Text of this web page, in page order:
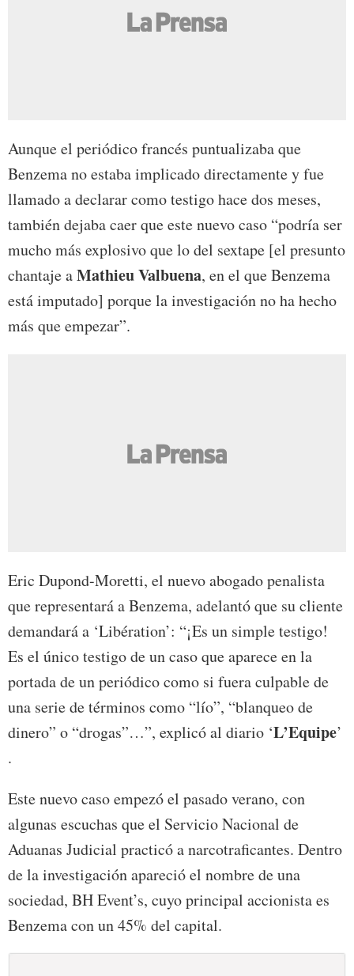
Aunque el periódico francés puntualizaba que
Benzema no estaba implicado directamente y fue
llamado a declarar como testigo hace dos meses,
también dejaba caer que este nuevo caso “podría ser
mucho más explosivo que lo del sextape [el presunto
chantaje aMathieu Valbuena, en el que Benzema
está imputado] porque la investigación no ha hecho
más que empezar”.
Eric Dupond-Moretti, el nuevo abogado penalista
que representará a Benzema, adelantó que su cliente
demandará a ‘Libération’: “¡Es un simple testigo!
Es el único testigo de un caso que aparece en la
portada de un periódico como si fuera culpable de
una serie de términos como “lío”, “blanqueo de
dinero” o “drogas”…”, explicó al diario ‘L’Equipe’
.
Este nuevo caso empezó el pasado verano, con
algunas escuchas que el Servicio Nacional de
Aduanas Judicial practicó a narcotraficantes. Dentro
de la investigación apareció el nombre de una
sociedad, BH Event’s, cuyo principal accionista es
Benzema con un 45% del capital.